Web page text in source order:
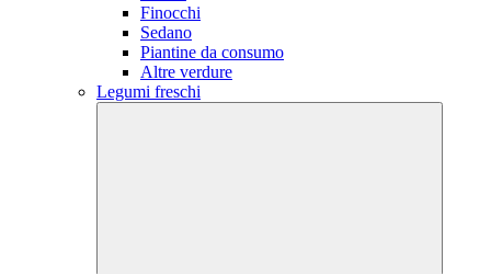
Finocchi
Sedano
Piantine da consumo
Altre verdure
Legumi freschi